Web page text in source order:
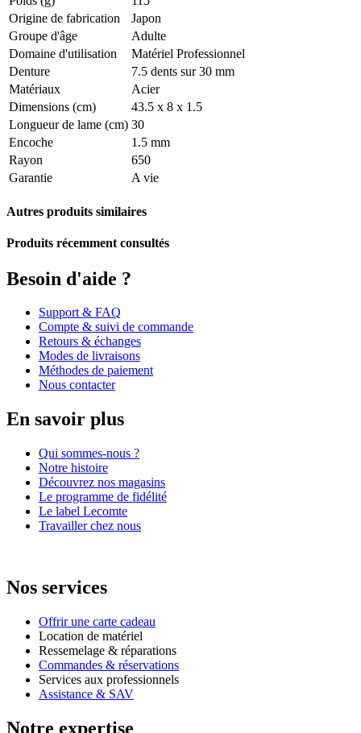
Origine de fabrication
Japon
Groupe d'âge
Adulte
Domaine d'utilisation
Matériel Professionnel
Denture
7.5 dents sur 30 mm
Matériaux
Acier
Dimensions (cm)
43.5 x 8 x 1.5
Longueur de lame (cm) 30
Encoche
1.5 mm
Rayon
650
Garantie
A vie
Autres produits similaires
Produits récemment consultés
Besoin d'aide ?
Support & FAQ
Compte & suivi de commande
Retours & échanges
Modes de livraisons
Méthodes de paiement
Nous contacter
En savoir plus
Qui sommes-nous ?
Notre histoire
Découvrez nos magasins
Le programme de fidélité
Le label Lecomte
Travailler chez nous
Nos services
Offrir une carte cadeau
Location de matériel
Ressemelage & réparations
Commandes & réservations
Services aux professionnels
Assistance & SAV
Notre expertise